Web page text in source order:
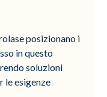
posizionano i
in questo
soluzioni
le esigenze